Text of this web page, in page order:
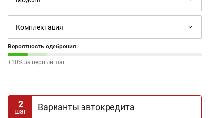
Вероятность одобрения:
+10% за первый шаг
2
шаг Варианты автокредита